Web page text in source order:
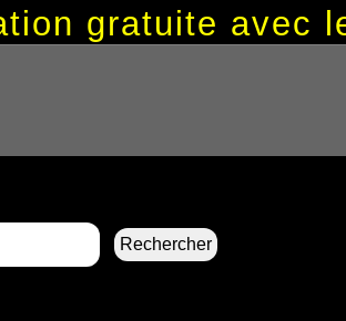
gratuite avec